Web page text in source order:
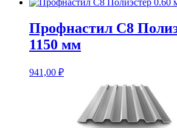
Профнастил С8
1150 мм
941,00 ₽